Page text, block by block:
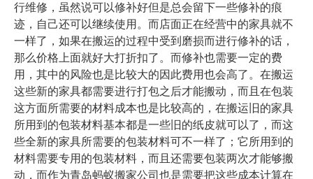
行维修，虽然说可以修补好但是总会留下一些修补的痕
迹，自己还可以继续使用。而店面正在经营中的家具就不
一样了，如果在搬运的过程中受到磨损而进行修补的话，
那么价格上面就好大打折扣了。而修补也需要一定的费
用，其中的风险也是比较大的因此费用也会高了。 在搬运
这些新的家具都需要进行打包之后才能搬动，而且在包装
这方面所需要的材料成本也是比较高的，在搬运旧的家具
所用到的包装材料基本都是一些旧的纸皮就可以了，而这
些全新的家具所需要的包装材料可不一样了；它所用到的
材料需要专用的包装材料，而且还需要包装两次才能够搬
动，而作为青岛蚂蚁搬家公司也是需要把这些成本计算在